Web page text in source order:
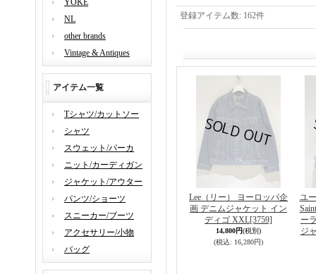
YOKE
NL
other brands
Vintage & Antiques
アイテム一覧
Tシャツ/カットソー
シャツ
スウェット/パーカ
ニット/カーディガン
ジャケット/アウター
パンツ/ショーツ
スニーカー/ブーツ
アクセサリー/小物
バッグ
登録アイテム数: 162件
Lee（リー） ヨーロッパ企
画 デニムジャケット イン
ディゴ XXL[3759]
14,800円(税別)
(税込: 16,280円)
ユ
ー
ジ